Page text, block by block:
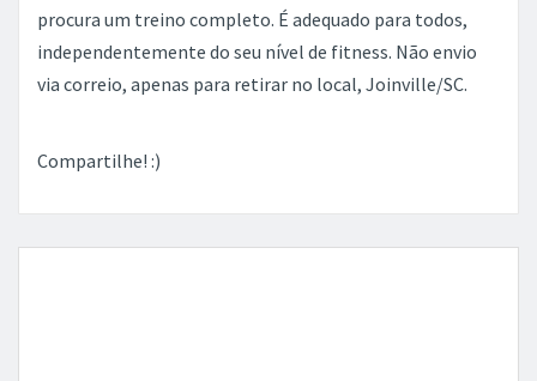
procura um treino completo. É adequado para todos,
independentemente do seu nível de fitness. Não envio
via correio, apenas para retirar no local, Joinville/SC.
Compartilhe! :)